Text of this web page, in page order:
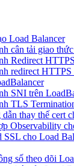
Load Balancer
cân tải giao
Redirect HTTPS
redirect HTTPS
SNI trên
TLS
thay thế cert
Observability
SSL cho Load
số theo dõi